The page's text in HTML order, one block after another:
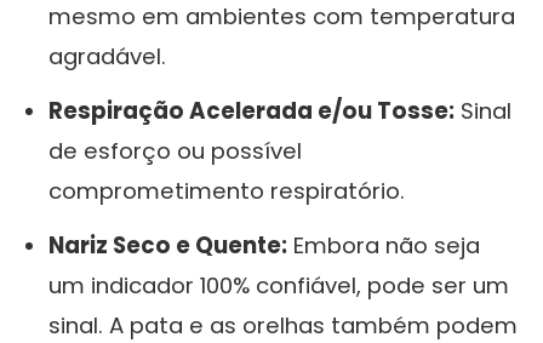
mesmo em ambientes com temperatura
agradável.
Respiração Acelerada e/ou Tosse: Sinal
de esforço ou possível
comprometimento respiratório.
Nariz Seco e Quente: Embora não seja
um indicador 100% confiável, pode ser um
sinal. A pata e as orelhas também podem